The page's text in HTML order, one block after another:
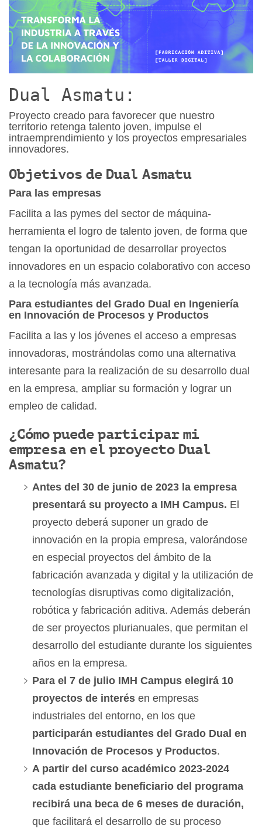
Dual Asmatu:
Proyecto creado para favorecer que nuestro
territorio retenga talento joven, impulse el
intraemprendimiento y los proyectos empresariales
innovadores.
Objetivos de Dual Asmatu
Para las empresas
Facilita a las pymes del sector de máquina-
herramienta el logro de talento joven, de forma que
tengan la oportunidad de desarrollar proyectos
innovadores en un espacio colaborativo con acceso
a la tecnología más avanzada.
Para estudiantes del Grado Dual en Ingeniería
en Innovación de Procesos y Productos
Facilita a las y los jóvenes el acceso a empresas
innovadoras, mostrándolas como una alternativa
interesante para la realización de su desarrollo dual
en la empresa, ampliar su formación y lograr un
empleo de calidad.
¿Cómo puede participar mi
empresa en el proyecto Dual
Asmatu?
Antes del 30 de junio de 2023 la empresa
presentará su proyecto a IMH Campus. El
proyecto deberá suponer un grado de
innovación en la propia empresa, valorándose
en especial proyectos del ámbito de la
fabricación avanzada y digital y la utilización de
tecnologías disruptivas como digitalización,
robótica y fabricación aditiva. Además deberán
de ser proyectos plurianuales, que permitan el
desarrollo del estudiante durante los siguientes
años en la empresa.
Para el 7 de julio IMH Campus elegirá 10
proyectos de interés en empresas
industriales del entorno, en los que
participarán estudiantes del Grado Dual en
Innovación de Procesos y Productos.
A partir del curso académico 2023-2024
cada estudiante beneficiario del programa
recibirá una beca de 6 meses de duración,
que facilitará el desarrollo de su proceso